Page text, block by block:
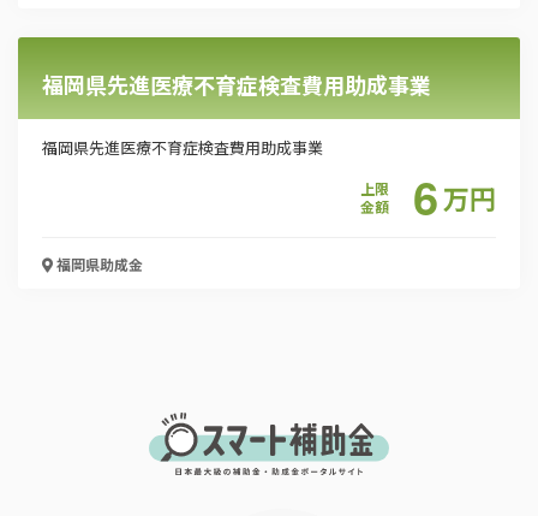
福岡県先進医療不育症検査費用助成事業
福岡県先進医療不育症検査費用助成事業
上限
金額
6万円
福岡県助成金